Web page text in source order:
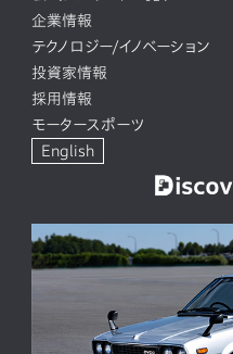
企業情報
テクノロジー/イノベーション
投資家情報
採用情報
モータースポーツ
English